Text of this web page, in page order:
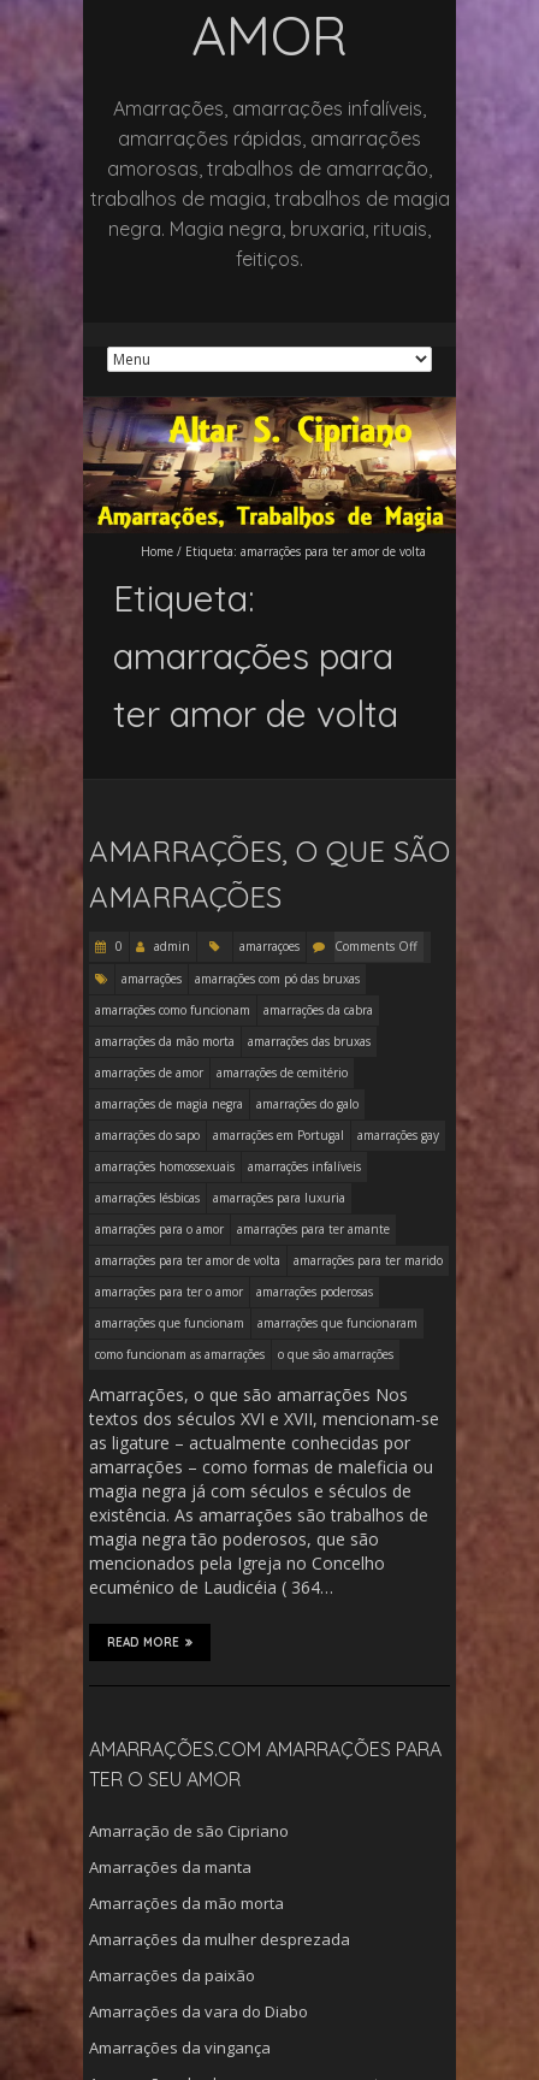
AMOR
Amarrações, amarrações infalíveis,
amarrações rápidas, amarrações
amorosas, trabalhos de amarração,
trabalhos de magia, trabalhos de magia
negra. Magia negra, bruxaria, rituais,
feitiços.
Home / Etiqueta: amarrações para ter amor de volta
Etiqueta:
amarrações para
ter amor de volta
AMARRAÇÕES, O QUE SÃO
AMARRAÇÕES
0 admin amarraçoes
Comments Off
amarrações
amarrações com pó das bruxas
amarrações como funcionam
amarrações da cabra
amarrações da mão morta
amarrações das bruxas
amarrações de amor
amarrações de cemitério
amarrações de magia negra
amarrações do galo
amarrações do sapo
amarrações em Portugal
amarrações gay
amarrações homossexuais
amarrações infalíveis
amarrações lésbicas
amarrações para luxuria
amarrações para o amor
amarrações para ter amante
amarrações para ter amor de volta
amarrações para ter marido
amarrações para ter o amor
amarrações poderosas
amarrações que funcionam
amarrações que funcionaram
como funcionam as amarrações
o que são amarrações
Amarrações, o que são amarrações Nos
textos dos séculos XVI e XVII, mencionam-se
as ligature – actualmente conhecidas por
amarrações – como formas de maleficia ou
magia negra já com séculos e séculos de
existência. As amarrações são trabalhos de
magia negra tão poderosos, que são
mencionados pela Igreja no Concelho
ecuménico de Laudicéia ( 364…
READ MORE
AMARRAÇÕES.COM AMARRAÇÕES PARA
TER O SEU AMOR
Amarração de são Cipriano
Amarrações da manta
Amarrações da mão morta
Amarrações da mulher desprezada
Amarrações da paixão
Amarrações da vara do Diabo
Amarrações da vingança